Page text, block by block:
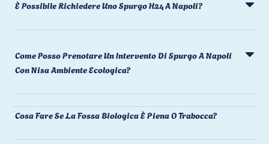
È Possibile Richiedere Uno Spurgo H24 A Napoli?
Come Posso Prenotare Un Intervento Di Spurgo A Napoli
Con Nisa Ambiente Ecologica?
Cosa Fare Se La Fossa Biologica È Piena O Trabocca?